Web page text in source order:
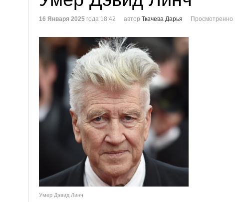
16 Января 2025 года 18:42 автор Ткачева Дарья Просмотренно
Умер Дэвид Линч